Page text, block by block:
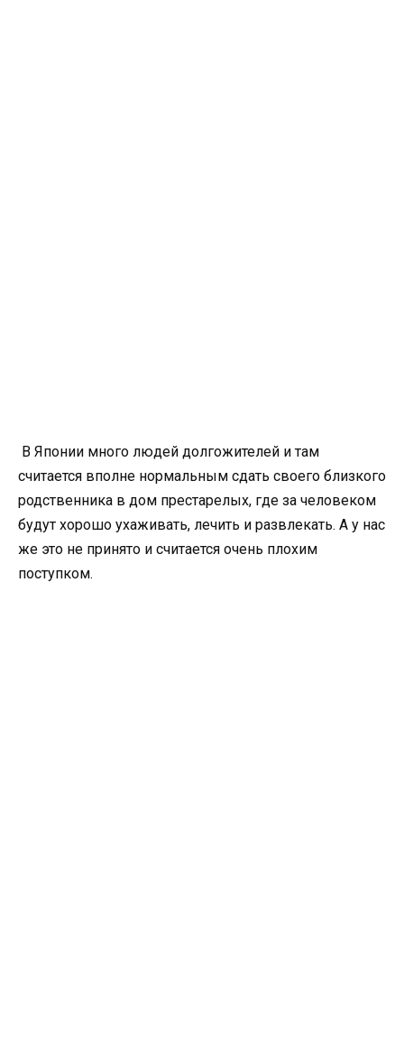
В Японии много людей долгожителей и там
считается вполне нормальным сдать своего близкого
родственника в дом престарелых, где за человеком
будут хорошо ухаживать, лечить и развлекать. А у нас
же это не принято и считается очень плохим
поступком.